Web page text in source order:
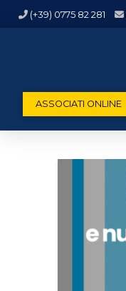
(+39) 0775 82 281
ASSOCIATI ONLINE